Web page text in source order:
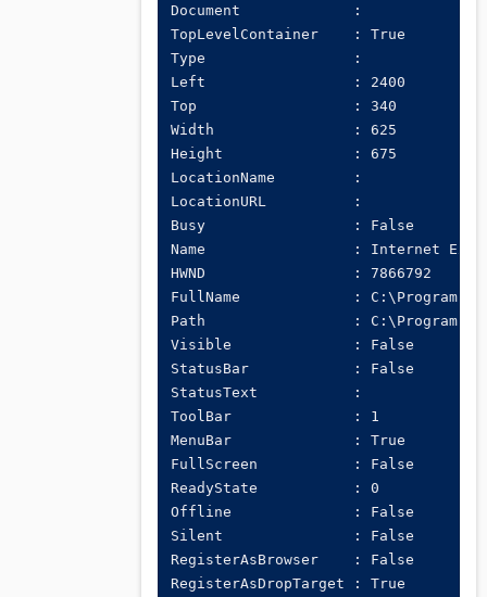
Document             :
TopLevelContainer    : True
Type                 :
Left                 : 2400
Top                  : 340
Width                : 625
Height               : 675
LocationName         :
LocationURL          :
Busy                 : False
Name                 : Internet
HWND                 : 7866792
FullName             : C:\Program
Path                 : C:\Program
Visible              : False
StatusBar            : False
StatusText           :
ToolBar              : 1
MenuBar              : True
FullScreen           : False
ReadyState           : 0
Offline              : False
Silent               : False
RegisterAsBrowser    : False
RegisterAsDropTarget : True